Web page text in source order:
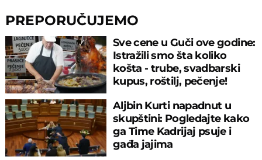
PREPORUČUJEMO
Sve cene u Guči ove godine:
Istražili smo šta koliko
košta - trube, svadbarski
kupus, roštilj, pečenje!
Aljbin Kurti napadnut u
skupštini: Pogledajte kako
ga Time Kadrijaj psuje i
gađa jajima